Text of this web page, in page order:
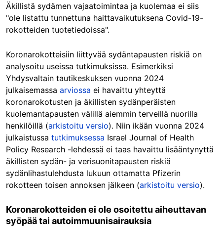
Äkillistä sydämen vajaatoimintaa ja kuolemaa ei siis
"ole listattu tunnettuna haittavaikutuksena Covid-19-
rokotteiden tuotetiedoissa".
Koronarokotteisiin liittyvää sydäntapausten riskiä on
analysoitu useissa tutkimuksissa. Esimerkiksi
Yhdysvaltain tautikeskuksen vuonna 2024
julkaisemassa arviossa ei havaittu yhteyttä
koronarokotusten ja äkillisten sydänperäisten
kuolemantapausten välillä aiemmin terveillä nuorilla
henkilöillä (arkistoitu versio). Niin ikään vuonna 2024
julkaistussa tutkimuksessa Israel Journal of Health
Policy Research -lehdessä ei taas havaittu lisääntynyttä
äkillisten sydän- ja verisuonitapausten riskiä
sydänlihastulehdusta lukuun ottamatta Pfizerin
rokotteen toisen annoksen jälkeen (arkistoitu versio).
Koronarokotteiden ei ole osoitettu aiheuttavan
syöpää tai autoimmuunisairauksia